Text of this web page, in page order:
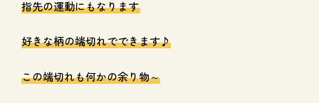
指先の運動にもなります
好きな柄の端切れでできます♪
この端切れも何かの余り物～